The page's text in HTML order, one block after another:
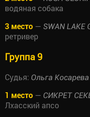
водяная собака
3 место — SWAN LAKE
ретривер
Группа 9
Судья: Ольга
1 место — СИКРЕТ
Лхасский апсо